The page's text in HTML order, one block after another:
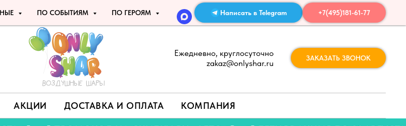
ПО СОБЫТИЯМ ПО ГЕРОЯМ Написать в Telegram +7(495)181-61-77
Ежедневно, круглосуточно
zakaz@onlyshar.ru
ЗАКАЗАТЬ ЗВОНОК
АКЦИИ ДОСТАВКА И ОПЛАТА КОМПАНИЯ